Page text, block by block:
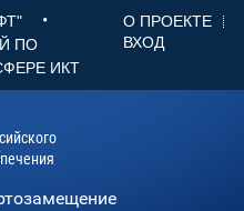
•
ПО
ИКТ
О ПРОЕКТЕ
ВХОД